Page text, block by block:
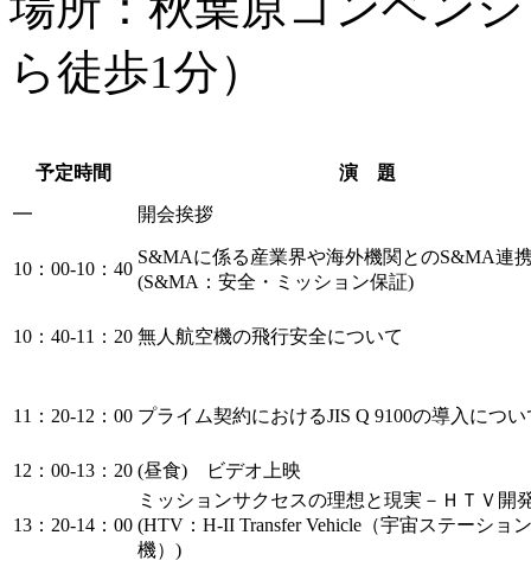
ら徒歩1分）
予定時間 演 題
━ 開会挨拶
10：00-10：40
S&MAに係る産業界や海外機関とのS&MA連
(S&MA：安全・ミッション保証)
10：40-11：20 無人航空機の飛行安全について
11：20-12：00 プライム契約におけるJIS Q 9100の導入につい
12：00-13：20 (昼食) ビデオ上映
13：20-14：00
ミッションサクセスの理想と現実－ＨＴＶ開
(HTV：H-II Transfer Vehicle（宇宙ステーショ
機）)